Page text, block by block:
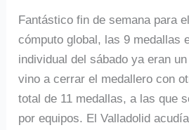
Fantástico fin de semana para
cómputo global, las 9 medallas
individual del sábado ya eran
vino a cerrar el medallero con
total de 11 medallas, a las que
por equipos. El Valladolid